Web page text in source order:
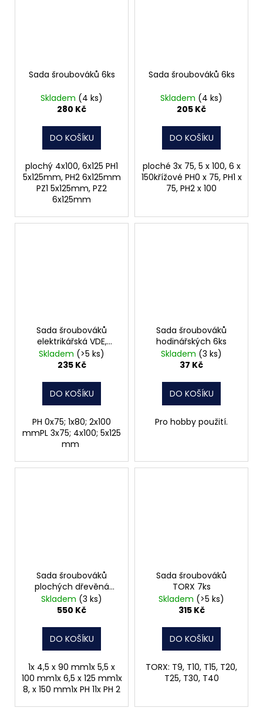
Sada šroubováků 6ks
Skladem (4 ks)
280 Kč
DO KOŠÍKU
plochý 4x100, 6x125 PH1
5x125mm, PH2 6x125mm
PZ1 5x125mm, PZ2
6x125mm
Sada šroubováků 6ks
Skladem (4 ks)
205 Kč
DO KOŠÍKU
ploché 3x 75, 5 x 100, 6 x
150křížové PH0 x 75, PH1 x
75, PH2 x 100
Sada šroubováků
elektrikářská VDE,
1000V, 6ks
Skladem (>5 ks)
235 Kč
DO KOŠÍKU
PH 0x75; 1x80; 2x100
mmPL 3x75; 4x100; 5x125
mm
Sada šroubováků
hodinářských 6ks
Skladem (3 ks)
37 Kč
DO KOŠÍKU
Pro hobby použití.
Sada šroubováků
plochých dřevěná
rukojeť 6 ks
Skladem (3 ks)
550 Kč
DO KOŠÍKU
1x 4,5 x 90 mm1x 5,5 x
100 mm1x 6,5 x 125 mm1x
8, x 150 mm1x PH 11x PH 2
Sada šroubováků
TORX 7ks
Skladem (>5 ks)
315 Kč
DO KOŠÍKU
TORX: T9, T10, T15, T20,
T25, T30, T40